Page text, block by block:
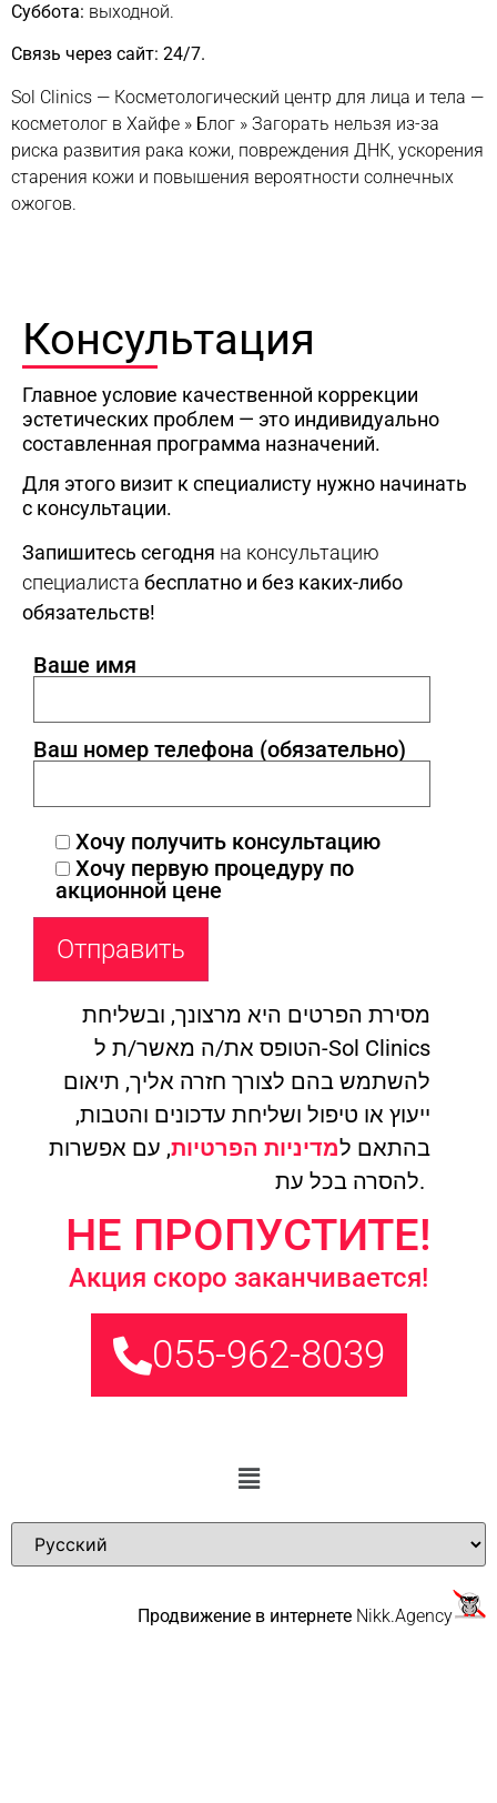
Суббота: выходной.
Связь через сайт: 24/7.
Sol Clinics — Косметологический центр для лица и тела —
косметолог в Хайфе » Блог » Загорать нельзя из-за
риска развития рака кожи, повреждения ДНК, ускорения
старения кожи и повышения вероятности солнечных
ожогов.
Консультация
Главное условие качественной коррекции
эстетических проблем — это индивидуально
составленная программа назначений.
Для этого визит к специалисту нужно начинать
с консультации.
Запишитесь сегодня на консультацию
специалиста бесплатно и без каких-либо
обязательств!
Ваше имя
Ваш номер телефона (обязательно)
Хочу получить консультацию
Хочу первую процедуру по
акционной цене
מסירת הפרטים היא מרצונך, ובשליחת
הטופס את/ה מאשר/ת ל-Sol Clinics
להשתמש בהם לצורך חזרה אליך, תיאום
ייעוץ או טיפול ושליחת עדכונים והטבות,
בהתאם למדיניות הפרטיות, עם אפשרות
להסרה בכל עת.
НЕ ПРОПУСТИТЕ!
Акция скоро заканчивается!
055-962-8039
Продвижение в интернете Nikk.Agency